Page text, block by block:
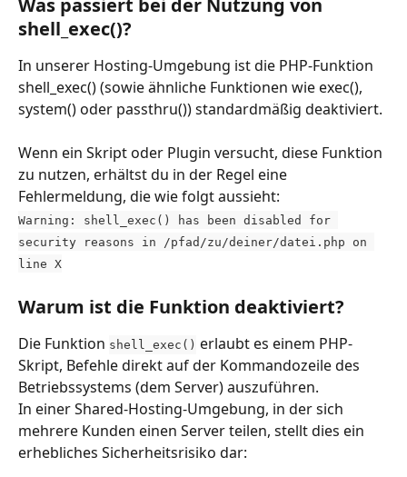
Was passiert bei der Nutzung von
shell_exec()?
In unserer Hosting-Umgebung ist die PHP-Funktion
shell_exec() (sowie ähnliche Funktionen wie exec(),
system() oder passthru()) standardmäßig deaktiviert.
Wenn ein Skript oder Plugin versucht, diese Funktion
zu nutzen, erhältst du in der Regel eine
Fehlermeldung, die wie folgt aussieht:
Warning: shell_exec() has been disabled for
security reasons in /pfad/zu/deiner/datei.php on
line X
Warum ist die Funktion deaktiviert?
Die Funktion shell_exec() erlaubt es einem PHP-
Skript, Befehle direkt auf der Kommandozeile des
Betriebssystems (dem Server) auszuführen.
In einer Shared-Hosting-Umgebung, in der sich
mehrere Kunden einen Server teilen, stellt dies ein
erhebliches Sicherheitsrisiko dar: